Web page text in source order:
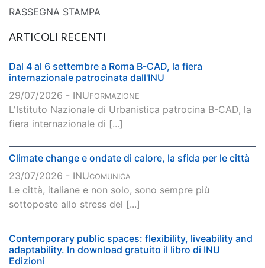
RASSEGNA STAMPA
ARTICOLI RECENTI
Dal 4 al 6 settembre a Roma B-CAD, la fiera
internazionale patrocinata dall'INU
29/07/2026 - INUFORMAZIONE
L'Istituto Nazionale di Urbanistica patrocina B-CAD, la
fiera internazionale di [...]
Climate change e ondate di calore, la sfida per le città
23/07/2026 - INUCOMUNICA
Le città, italiane e non solo, sono sempre più
sottoposte allo stress del [...]
Contemporary public spaces: flexibility, liveability and
adaptability. In download gratuito il libro di INU
Edizioni